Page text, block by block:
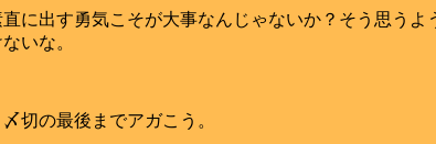
に出す勇気こそが大事なんじゃないか？そう思う
いな。
切の最後までアガこう。